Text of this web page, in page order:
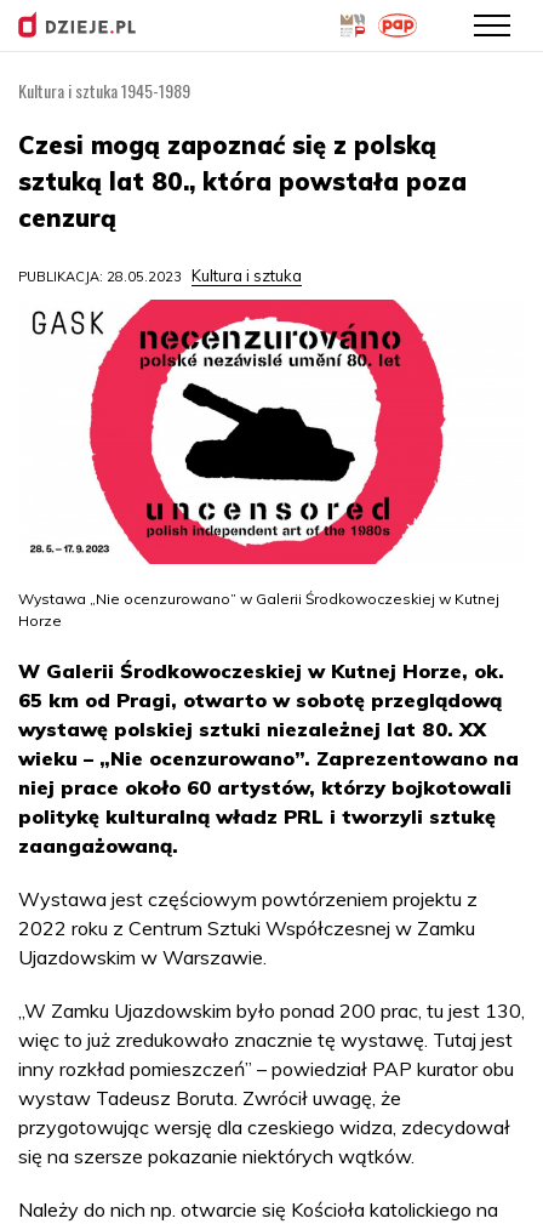
treści
Kultura i sztuka 1945-1989
Czesi mogą zapoznać się z polską
sztuką lat 80., która powstała poza
cenzurą
PUBLIKACJA: 28.05.2023 Kultura i sztuka
Wystawa „Nie ocenzurowano” w Galerii Środkowoczeskiej w Kutnej
Horze
W Galerii Środkowoczeskiej w Kutnej Horze, ok.
65 km od Pragi, otwarto w sobotę przeglądową
wystawę polskiej sztuki niezależnej lat 80. XX
wieku – „Nie ocenzurowano”. Zaprezentowano na
niej prace około 60 artystów, którzy bojkotowali
politykę kulturalną władz PRL i tworzyli sztukę
zaangażowaną.
Wystawa jest częściowym powtórzeniem projektu z
2022 roku z Centrum Sztuki Współczesnej w Zamku
Ujazdowskim w Warszawie.
„W Zamku Ujazdowskim było ponad 200 prac, tu jest 130,
więc to już zredukowało znacznie tę wystawę. Tutaj jest
inny rozkład pomieszczeń” – powiedział PAP kurator obu
wystaw Tadeusz Boruta. Zwrócił uwagę, że
przygotowując wersję dla czeskiego widza, zdecydował
się na szersze pokazanie niektórych wątków.
Należy do nich np. otwarcie się Kościoła katolickiego na